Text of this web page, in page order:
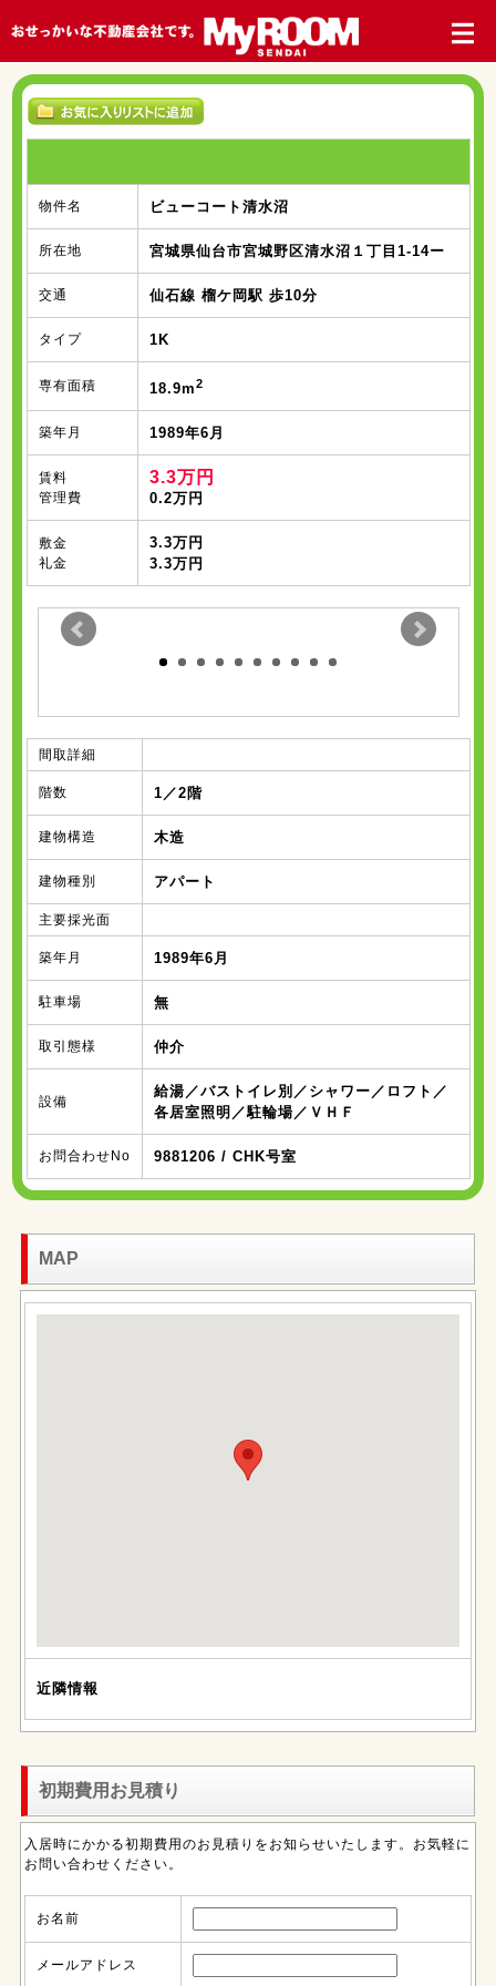
物件名 ビューコート清水沼
所在地 宮城県仙台市宮城野区清水沼１丁目1-14ー
交通 仙石線 榴ケ岡駅 歩10分
タイプ 1K
専有面積 18.9m2
築年月 1989年6月
賃料
管理費
3.3万円
0.2万円
敷金
礼金
3.3万円
3.3万円
間取詳細
階数 1／2階
建物構造 木造
建物種別 アパート
主要採光面
築年月 1989年6月
駐車場 無
取引態様 仲介
設備
給湯／バストイレ別／シャワー／ロフト／
各居室照明／駐輪場／ＶＨＦ
お問合わせNo 9881206 / CHK号室
MAP
近隣情報
初期費用お見積り
入居時にかかる初期費用のお見積りをお知らせいたします。お気軽に
お問い合わせください。
お名前
メールアドレス